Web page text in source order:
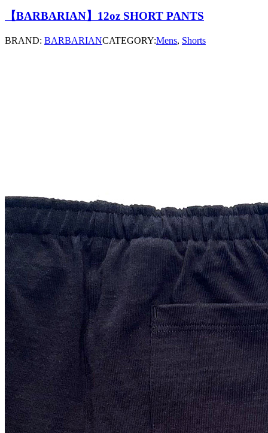
【BARBARIAN】12oz SHORT PANTS
BRAND: BARBARIANCATEGORY:Mens, Shorts